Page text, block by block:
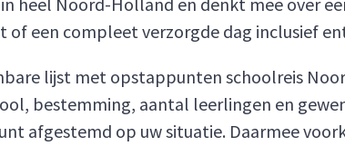
of een compleet verzorgde dag inclusief
lijst met opstappunten schoolreis
bestemming, aantal leerlingen en
afgestemd op uw situatie. Daarmee